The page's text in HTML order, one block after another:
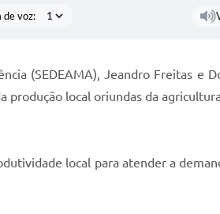
de voz:
(SEDEAMA), Jeandro Freitas e
produção local oriundas da
local para atender a